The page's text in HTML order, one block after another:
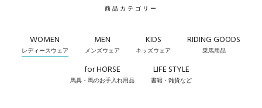
商品カテゴリー
WOMEN
レディースウェア
MEN
メンズウェア
KIDS
キッズウェア
RIDING GOODS
乗馬用品
for HORSE
馬具・馬のお手入れ用品
LIFE STYLE
書籍・雑貨など